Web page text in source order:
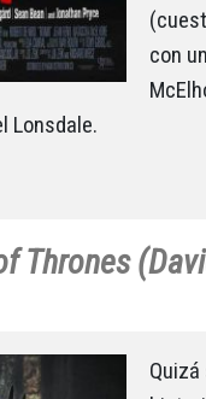
con
Lonsdale.
Thrones